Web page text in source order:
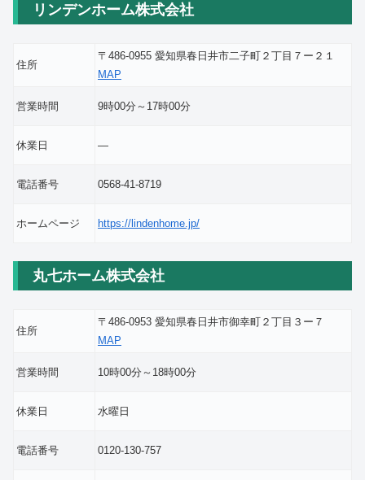
リンデンホーム株式会社
住所
〒486-0955 愛知県春日井市二子町２丁目７ー２１
MAP
営業時間 9時00分～17時00分
休業日 ―
電話番号 0568-41-8719
ホームページ https://lindenhome.jp/
丸七ホーム株式会社
住所
〒486-0953 愛知県春日井市御幸町２丁目３ー７
MAP
営業時間 10時00分～18時00分
休業日 水曜日
電話番号 0120-130-757